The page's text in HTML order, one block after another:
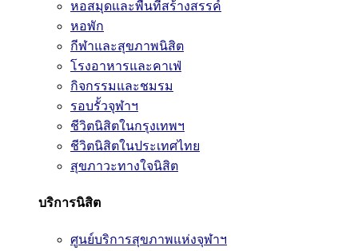
หอสมุดและพื้นที่สร้างสรรค์
หอพัก
กีฬาและสุขภาพนิสิต
โรงอาหารและคาเฟ่
กิจกรรมและชมรม
รอบรั้วจุฬาฯ
ชีวิตนิสิตในกรุงเทพฯ
ชีวิตนิสิตในประเทศไทย
สุขภาวะทางใจนิสิต
บริการนิสิต
ศูนย์บริการสุขภาพแห่งจุฬาฯ